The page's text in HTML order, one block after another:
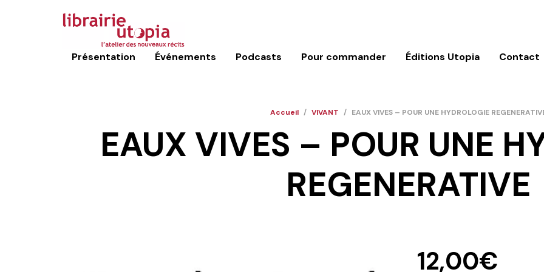
Présentation Événements Podcasts Pour commander Éditions Utopia Contact
Accueil / VIVANT / EAUX VIVES – POUR UNE HYDROLOGIE
EAUX VIVES – POUR UNE
REGENERATIVE
12,00€